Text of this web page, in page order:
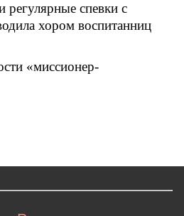
спевки с
хором воспитанниц
«миссионер-